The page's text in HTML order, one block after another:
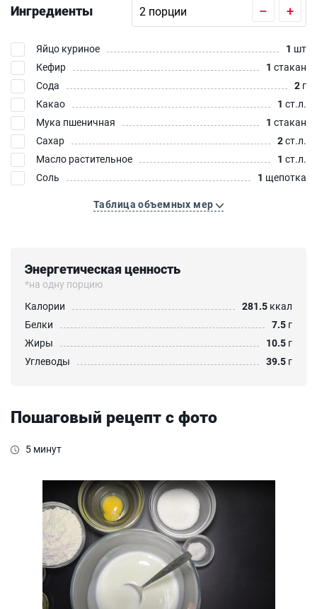
Ингредиенты – +
Яйцо куриное 1 шт
Кефир
1 стакан
Сода
2 г
Какао
1 ст.л.
Мука пшеничная
1 стакан
Сахар
2ст.л.
Масло растительное
1 ст.л.
Соль
1 щепотка
Таблица объемных мер
Энергетическая ценность
*на одну порцию
Калории
281.5 ккал
Белки
7.5 г
Жиры
10.5 г
Углеводы
39.5 г
Пошаговый рецепт с фото
5 минут